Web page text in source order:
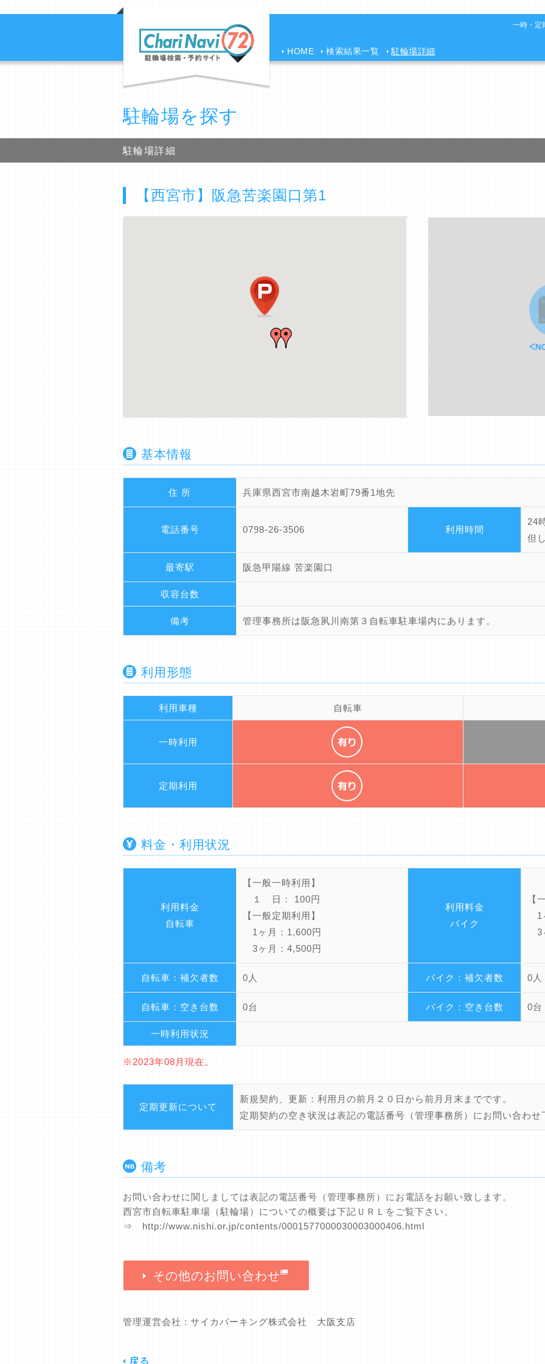
一時・定
HOME 検索結果一覧 駐輪場詳細
駐輪場を探す
駐輪場詳細
【西宮市】阪急苦楽園口第1
基本情報
住 所 兵庫県西宮市南越木岩町79番1地先
電話番号 0798-26-3506 利用時間
24
但
最寄駅 阪急甲陽線 苦楽園口
収容台数
備考 管理事務所は阪急夙川南第３自転車駐車場内にあります。
利用形態
利用車種 自転車
一時利用
定期利用
料金・利用状況
利用料金
自転車
【一般一時利用】
１ 日： 100円
【一般定期利用】
1ヶ月：1,600円
3ヶ月：4,500円
利用料金
バイク
【
1
3
自転車：補欠者数 0人 バイク：補欠者数 0人
自転車：空き台数 0台 バイク：空き台数 0台
一時利用状況
※2023年08月現在。
定期更新について
新規契約、更新：利用月の前月２０日から前月月末までです。
定期契約の空き状況は表記の電話番号（管理事務所）にお問い合わせ
備考
お問い合わせに関しましては表記の電話番号（管理事務所）にお電話をお願い致します。
西宮市自転車駐車場（駐輪場）についての概要は下記ＵＲＬをご覧下さい。
⇒ http://www.nishi.or.jp/contents/0001577000030003000406.html
その他のお問い合わせ
管理運営会社 : サイカパーキング株式会社 大阪支店
戻る